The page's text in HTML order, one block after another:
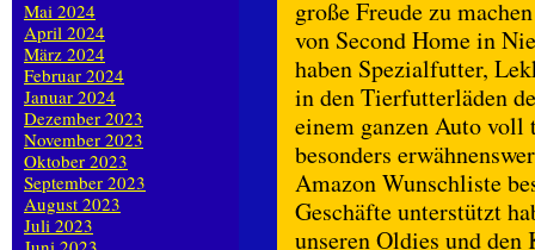
große Freude zu
von Second Home in
haben Spezialfutter,
in den Tierfutterläden
einem ganzen Auto voll
besonders
Amazon Wunschliste
Geschäfte unterstützt
unseren Oldies und den
Mai 2024
April 2024
März 2024
Februar 2024
Januar 2024
Dezember 2023
November 2023
Oktober 2023
September 2023
August 2023
Juli 2023